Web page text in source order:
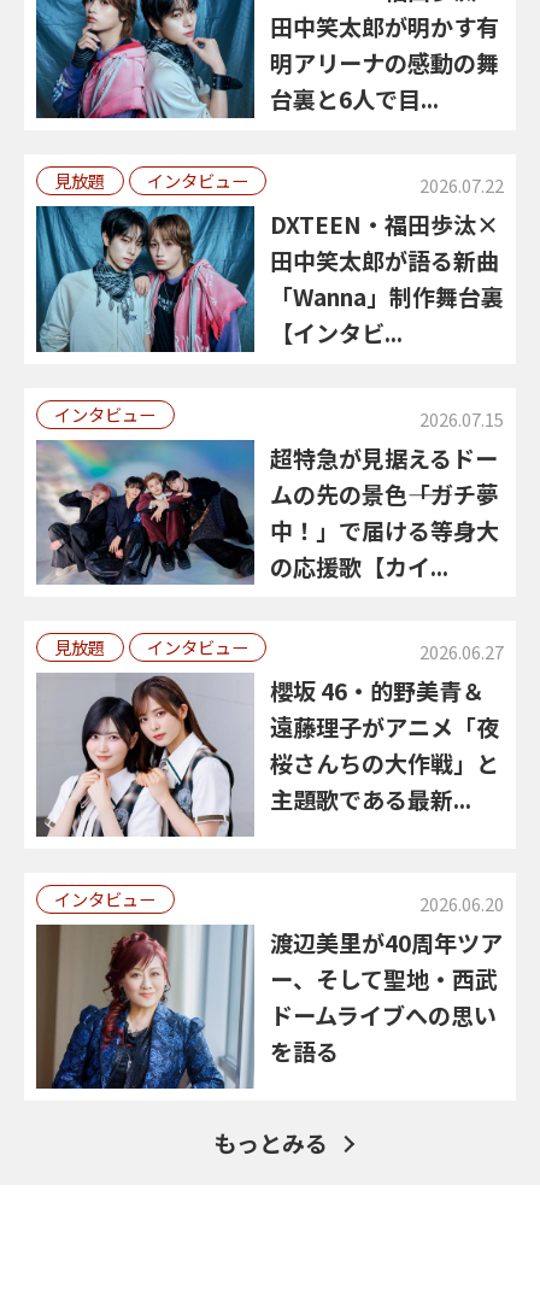
田中笑太郎が明かす有
明アリーナの感動の舞
台裏と6人で目...
見放題 インタビュー 2026.07.22
DXTEEN・福田歩汰×
田中笑太郎が語る新曲
「Wanna」制作舞台裏
【インタビ...
インタビュー 2026.07.15
超特急が見据えるドー
ムの先の景色――「ガチ夢
中！」で届ける等身大
の応援歌【カイ...
見放題 インタビュー 2026.06.27
櫻坂 46・的野美青＆
遠藤理子がアニメ「夜
桜さんちの大作戦」と
主題歌である最新...
インタビュー 2026.06.20
渡辺美里が40周年ツア
ー、そして聖地・西武
ドームライブへの思い
を語る
もっとみる